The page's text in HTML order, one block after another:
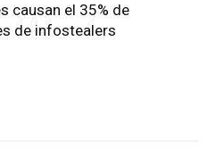
causan el 35% de
de infostealers